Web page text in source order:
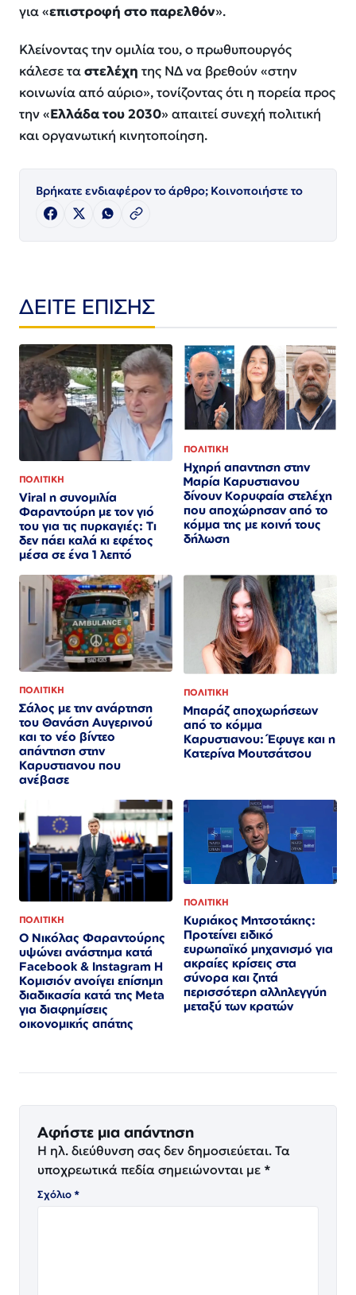
για «επιστροφή στο παρελθόν».
Κλείνοντας την ομιλία του, ο πρωθυπουργός
κάλεσε ταστελέχη της ΝΔ να βρεθούν «στην
κοινωνία από αύριο», τονίζοντας ότι η πορεία προς
την «Ελλάδα του 2030» απαιτεί συνεχή πολιτική
και οργανωτική κινητοποίηση.
Βρήκατε ενδιαφέρον το άρθρο; Κοινοποιήστε το
ΔΕΙΤΕ ΕΠΙΣΗΣ
ΠΟΛΙΤΙΚΗ
Viral η συνομιλία
Φαραντούρη με τον γιό
του για τις πυρκαγιές: Τι
δεν πάει καλά κι εφέτος
μέσα σε ένα 1 λεπτό
ΠΟΛΙΤΙΚΗ
Ηχηρή απαντηση στην
Μαρία Καρυστιανου
δίνουν Κορυφαία στελέχη
που αποχώρησαν από το
κόμμα της με κοινή τους
δήλωση
ΠΟΛΙΤΙΚΗ
Σάλος με την ανάρτηση
του Θανάση Αυγερινού
και το νέο βίντεο
απάντηση στην
Καρυστιανου που
ανέβασε
ΠΟΛΙΤΙΚΗ
Μπαράζ αποχωρήσεων
από το κόμμα
Καρυστιανου: Έφυγε και η
Κατερίνα Μουτσάτσου
ΠΟΛΙΤΙΚΗ
Ο Νικόλας Φαραντούρης
υψώνει ανάστημα κατά
Facebook & Instagram Η
Κομισιόν ανοίγει επίσημη
διαδικασία κατά της Meta
για διαφημίσεις
οικονομικής απάτης
ΠΟΛΙΤΙΚΗ
Κυριάκος Μητσοτάκης:
Προτείνει ειδικό
ευρωπαϊκό μηχανισμό για
ακραίες κρίσεις στα
σύνορα και ζητά
περισσότερη αλληλεγγύη
μεταξύ των κρατών
Αφήστε μια απάντηση
Η ηλ. διεύθυνση σας δεν δημοσιεύεται. Τα
υποχρεωτικά πεδία σημειώνονται με *
Σχόλιο*